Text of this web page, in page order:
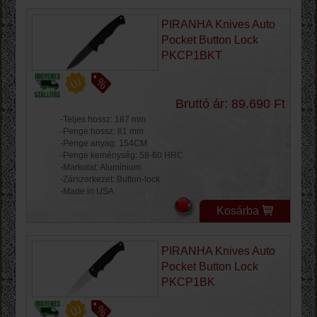
PIRANHA Knives Auto
Pocket Button Lock
PKCP1BKT
Bruttó ár: 89.690 Ft
-Teljes hossz: 187 mm
-Penge hossz: 81 mm
-Penge anyag: 154CM
-Penge keménység: 58-60 HRC
-Markolat: Alumínium
-Zárszerkezet: Button-lock
-Made in USA
Kosárba
PIRANHA Knives Auto
Pocket Button Lock
PKCP1BK